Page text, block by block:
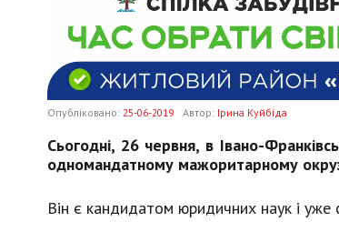
Опубліковано: 25-06-2019 Автор: Ірина Куйбіда
Сьогодні, 26 червня, в Івано-
одномандатному мажоритарному
Він є кандидатом юридичних наук і уже